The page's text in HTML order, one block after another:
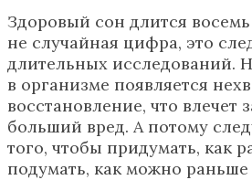
Здоровый сон длится
не случайная цифра, это
длительных исследований.
в организме появляется
восстановление, что влечет
больший вред. А потому
того, чтобы придумать, как
подумать, как можно раньше